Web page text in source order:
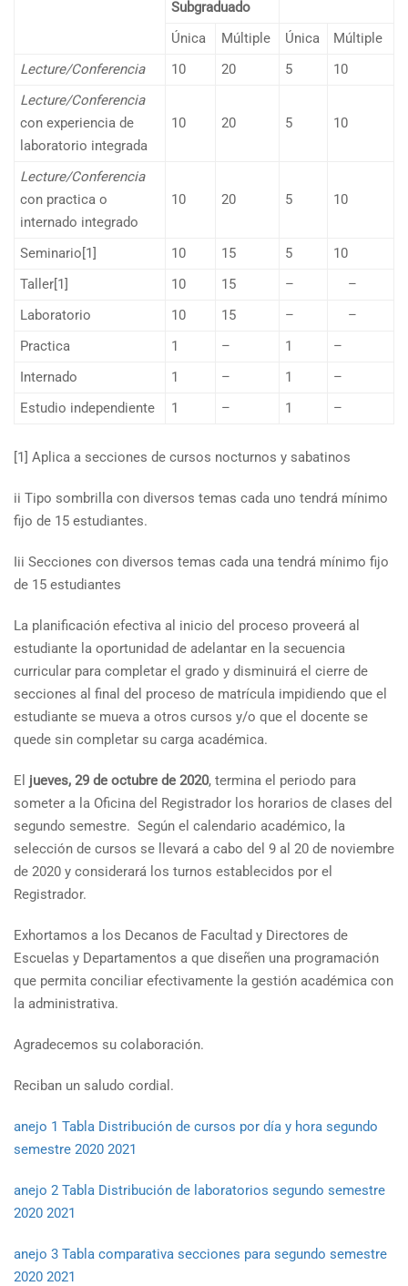
Subgraduado
Única Múltiple Única
Múltiple
Lecture/Conferencia
10 20 5
10
Lecture/Conferencia
con experiencia de
laboratorio integrada
10 20 5 10
Lecture/Conferencia
con practica o
internado integrado
10 20 5 10
Seminario[1] 10 15 5
10
Taller[1]
10 15 –
–
Laboratorio
10 15 –
–
Practica
1 – 1
–
Internado
1 – 1
–
Estudio independiente
1 – 1 –
[1] Aplica a secciones de cursos nocturnos y sabatinos
ii Tipo sombrilla con diversos temas cada uno tendrá mínimo
fijo de 15 estudiantes.
Iii Secciones con diversos temas cada una tendrá mínimo fijo
de 15 estudiantes
La planificación efectiva al inicio del proceso proveerá al
estudiante la oportunidad de adelantar en la secuencia
curricular para completar el grado y disminuirá el cierre de
secciones al final del proceso de matrícula impidiendo que el
estudiante se mueva a otros cursos y/o que el docente se
quede sin completar su carga académica.
El jueves, 29 de octubre de 2020, termina el periodo para
someter a la Oficina del Registrador los horarios de clases del
segundo semestre. Según el calendario académico, la
selección de cursos se llevará a cabo del 9 al 20 de noviembre
de 2020 y considerará los turnos establecidos por el
Registrador.
Exhortamos a los Decanos de Facultad y Directores de
Escuelas y Departamentos a que diseñen una programación
que permita conciliar efectivamente la gestión académica con
la administrativa.
Agradecemos su colaboración.
Reciban un saludo cordial.
anejo 1 Tabla Distribución de cursos por día y hora segundo
semestre 2020 2021
anejo 2 Tabla Distribución de laboratorios segundo semestre
2020 2021
anejo 3 Tabla comparativa secciones para segundo semestre
2020 2021